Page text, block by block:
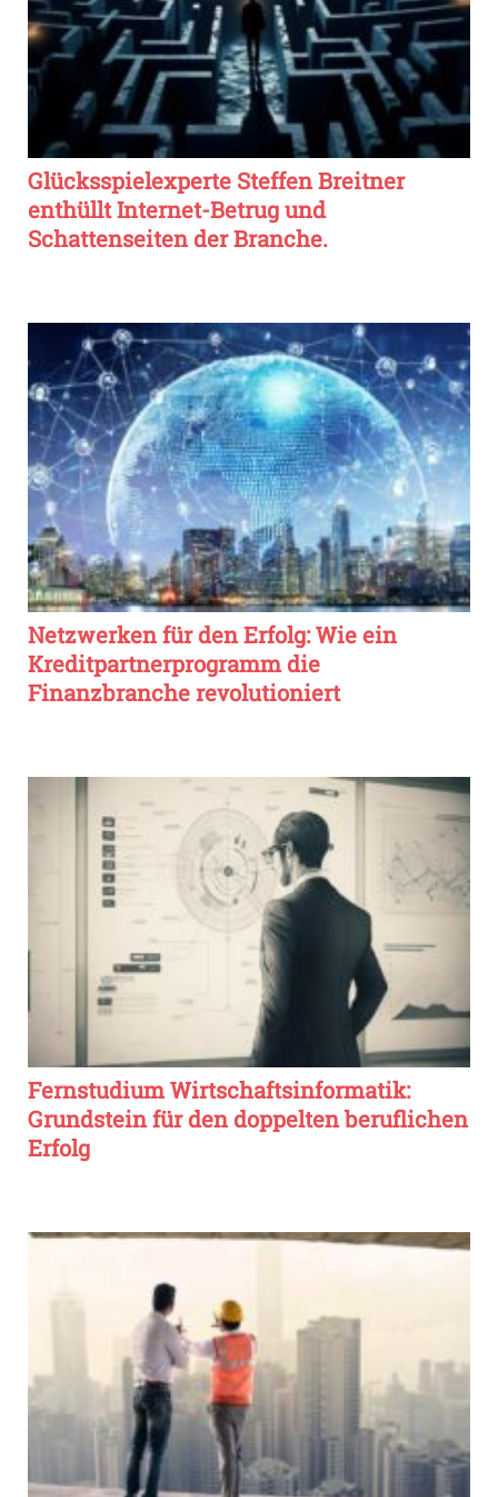
Glücksspielexperte Steffen Breitner
enthüllt Internet-Betrug und
Schattenseiten der Branche.
Netzwerken für den Erfolg: Wie ein
Kreditpartnerprogramm die
Finanzbranche revolutioniert
Fernstudium Wirtschaftsinformatik:
Grundstein für den doppelten beruflichen
Erfolg